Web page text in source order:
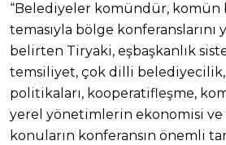
“Belediyeler komündür, komün
temasıyla bölge
belirten Tiryaki, eşbaşkanlık
temsiliyet, çok dilli
politikaları, kooperatifleşme,
yerel yönetimlerin ekonomisi
konuların konferansın önemli